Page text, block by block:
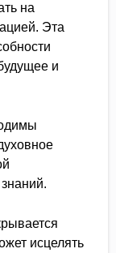
на
Эта
и
исцелять